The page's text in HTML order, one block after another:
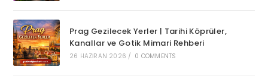
Prag Gezilecek Yerler | Tarihi Köprüler,
Kanallar ve Gotik Mimari Rehberi
26 HAZIRAN 2026 / 0 COMMENTS